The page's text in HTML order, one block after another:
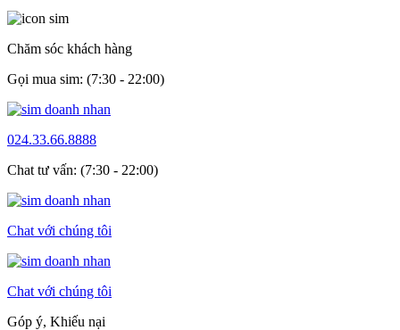
Chăm sóc khách hàng
Gọi mua sim: (7:30 - 22:00)
024.33.66.8888
Chat tư vấn: (7:30 - 22:00)
Chat với chúng tôi
Chat với chúng tôi
Góp ý, Khiếu nại